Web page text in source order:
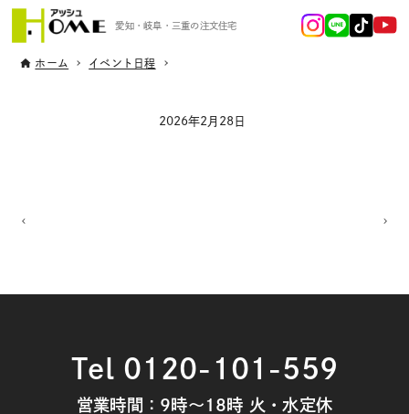
愛知・岐阜・三重の注文住宅
ホーム イベント日程
2026年2月28日
Tel 0120-101-559
営業時間：9時～18時 火・水定休